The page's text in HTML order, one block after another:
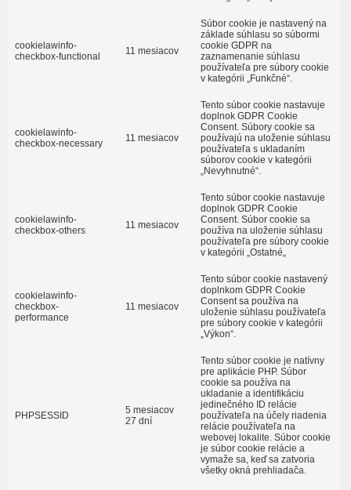
cookielawinfo-
checkbox-functional
11 mesiacov
Súbor cookie je nastavený na
základe súhlasu so súbormi
cookie GDPR na
zaznamenanie súhlasu
používateľa pre súbory cookie
v kategórii „Funkčné“.
cookielawinfo-
checkbox-necessary
11 mesiacov
Tento súbor cookie nastavuje
doplnok GDPR Cookie
Consent. Súbory cookie sa
používajú na uloženie súhlasu
používateľa s ukladaním
súborov cookie v kategórii
„Nevyhnutné“.
cookielawinfo-
checkbox-others
11 mesiacov
Tento súbor cookie nastavuje
doplnok GDPR Cookie
Consent. Súbor cookie sa
používa na uloženie súhlasu
používateľa pre súbory cookie
v kategórii „Ostatné„
cookielawinfo-
checkbox-
performance
11 mesiacov
Tento súbor cookie nastavený
doplnkom GDPR Cookie
Consent sa používa na
uloženie súhlasu používateľa
pre súbory cookie v kategórii
„Výkon“.
PHPSESSID
5 mesiacov
27 dní
Tento súbor cookie je natívny
pre aplikácie PHP. Súbor
cookie sa používa na
ukladanie a identifikáciu
jedinečného ID relácie
používateľa na účely riadenia
relácie používateľa na
webovej lokalite. Súbor cookie
je súbor cookie relácie a
vymaže sa, keď sa zatvoria
všetky okná prehliadača.